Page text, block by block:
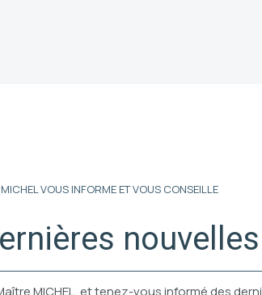
VOUS INFORME ET VOUS CONSEILLE
nouvelles
MICHEL, et tenez-vous informé des